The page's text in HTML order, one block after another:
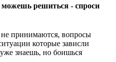
решиться - спроси
принимаются, вопросы
которые зависли
знаешь, но боишься